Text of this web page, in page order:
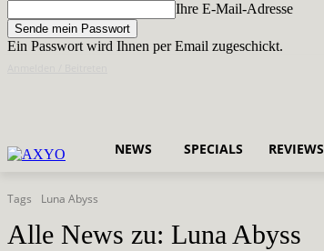
Ihre E-Mail-Adresse
Ein Passwort wird Ihnen per Email zugeschickt.
NEWS SPECIALS REVIEWS
Tags Luna Abyss
Alle News zu: Luna Abyss